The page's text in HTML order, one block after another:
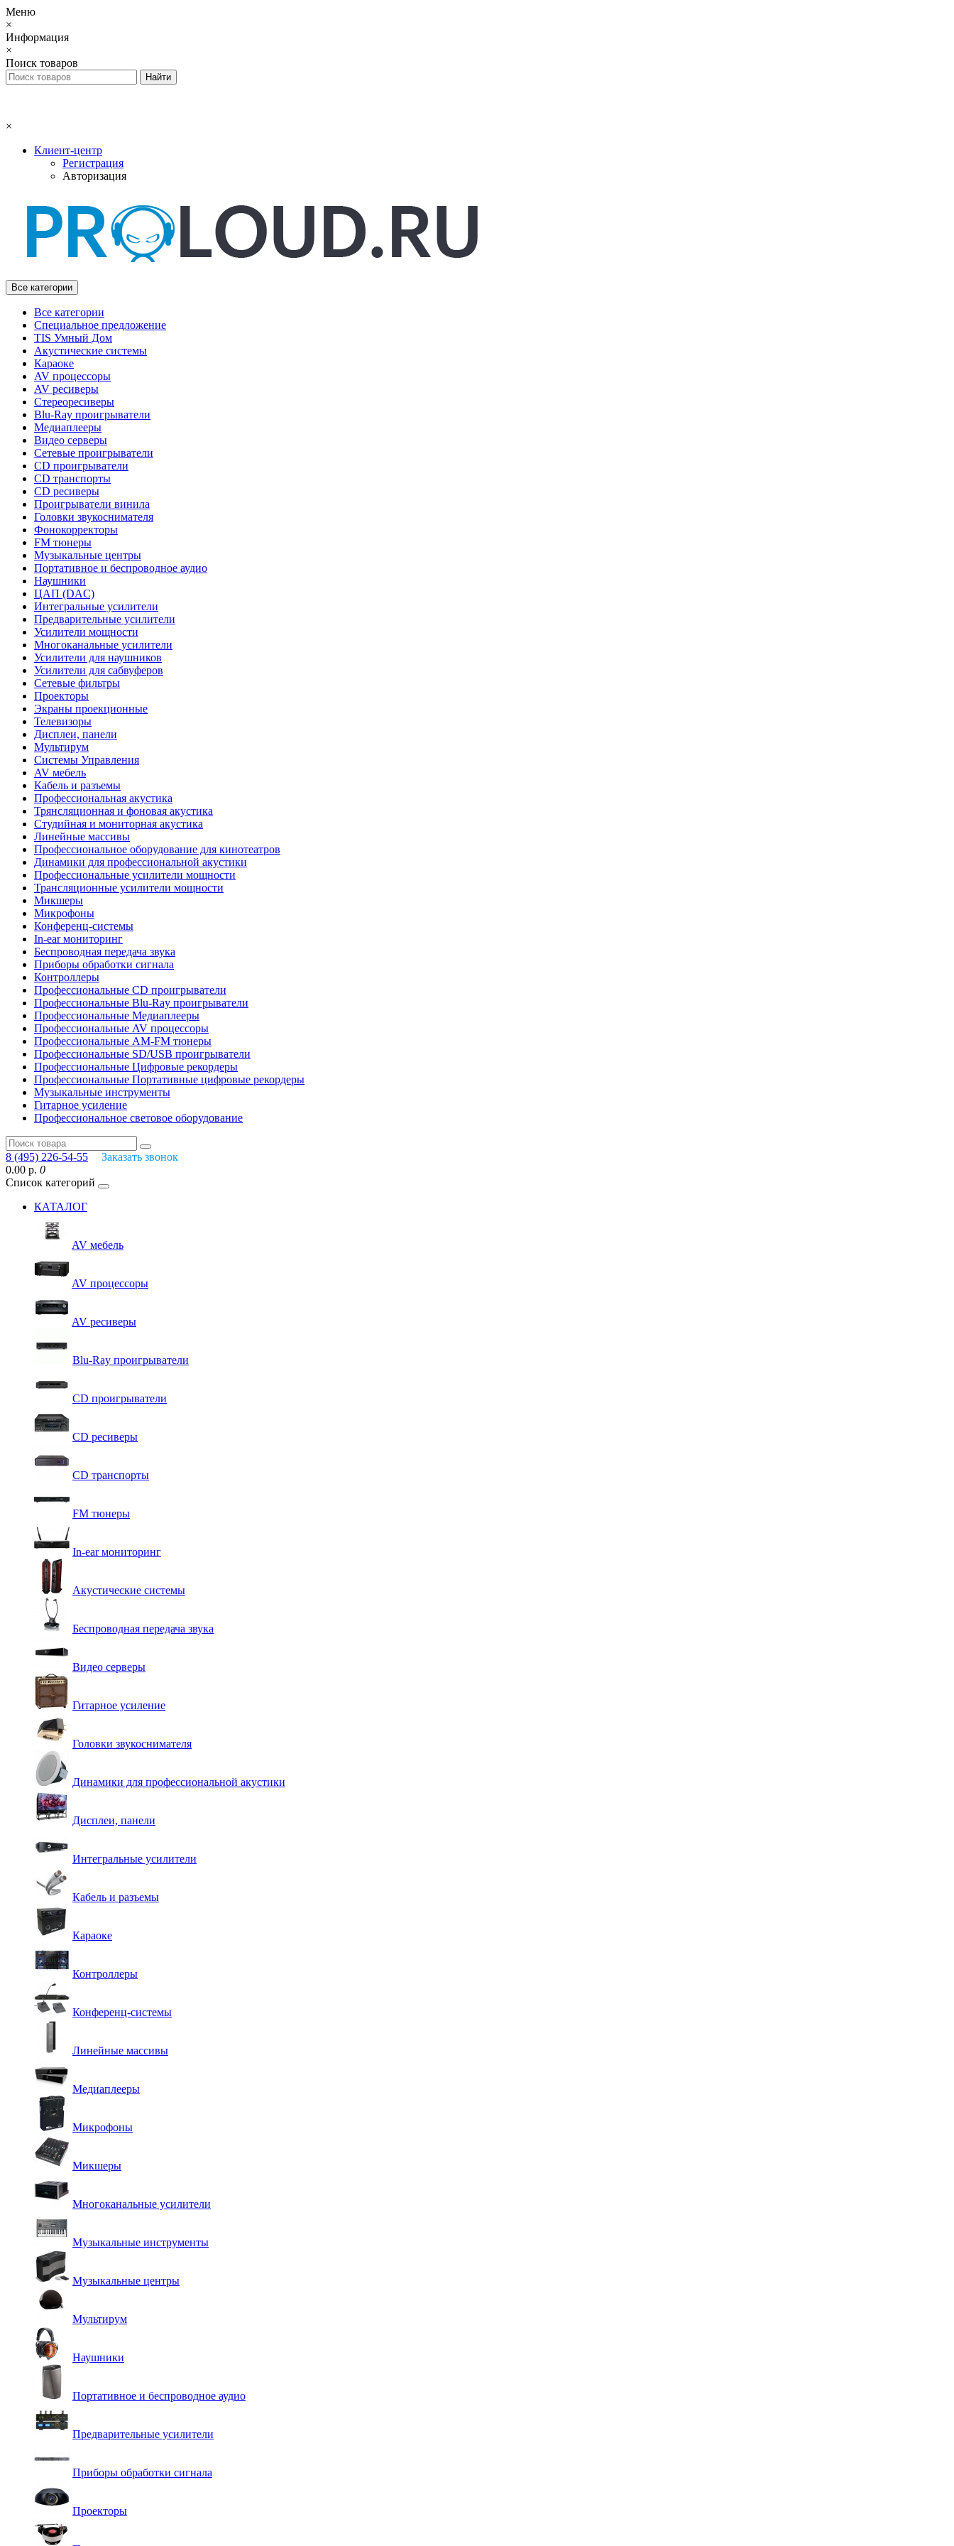
Меню
×
Информация
×
Поиск товаров
×
Клиент-центр
Регистрация
Авторизация
Все категории
Все категории
Специальное предложение
TIS Умный Дом
Акустические системы
Караоке
AV процессоры
AV ресиверы
Стереоресиверы
Blu-Ray проигрыватели
Медиаплееры
Видео серверы
Сетевые проигрыватели
CD проигрыватели
CD транспорты
CD ресиверы
Проигрыватели винила
Головки звукоснимателя
Фонокорректоры
FM тюнеры
Музыкальные центры
Портативное и беспроводное аудио
Наушники
ЦАП (DAC)
Интегральные усилители
Предварительные усилители
Усилители мощности
Многоканальные усилители
Усилители для наушников
Усилители для сабвуферов
Сетевые фильтры
Проекторы
Экраны проекционные
Телевизоры
Дисплеи, панели
Мультирум
Системы Управления
AV мебель
Кабель и разъемы
Профессиональная акустика
Трянсляционная и фоновая акустика
Студийная и мониторная акустика
Линейные массивы
Профессиональное оборудование для кинотеатров
Динамики для профессиональной акустики
Профессиональные усилители мощности
Трансляционные усилители мощности
Микшеры
Микрофоны
Конференц-системы
In-ear мониторинг
Беспроводная передача звука
Приборы обработки сигнала
Контроллеры
Профессиональные СD проигрыватели
Профессиональные Blu-Ray проигрыватели
Профессиональные Медиаплееры
Профессиональные AV процессоры
Профессиональные AM-FM тюнеры
Профессиональные SD/USB проигрыватели
Профессиональные Цифровые рекордеры
Профессиональные Портативные цифровые рекордеры
Музыкальные инструменты
Гитарное усиление
Профессиональное световое оборудование
8 (495) 226-54-55
Заказать звонок
0.00 р. 0
Список категорий
КАТАЛОГ
AV мебель
AV процессоры
AV ресиверы
Blu-Ray проигрыватели
CD проигрыватели
CD ресиверы
CD транспорты
FM тюнеры
In-ear мониторинг
Акустические системы
Беспроводная передача звука
Видео серверы
Гитарное усиление
Головки звукоснимателя
Динамики для профессиональной акустики
Дисплеи, панели
Интегральные усилители
Кабель и разъемы
Караоке
Контроллеры
Конференц-системы
Линейные массивы
Медиаплееры
Микрофоны
Микшеры
Многоканальные усилители
Музыкальные инструменты
Музыкальные центры
Мультирум
Наушники
Портативное и беспроводное аудио
Предварительные усилители
Приборы обработки сигнала
Проекторы